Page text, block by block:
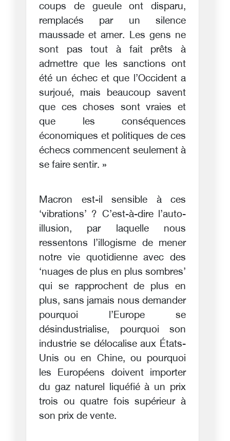
coups de gueule ont disparu,
remplacés par un silence
maussade et amer. Les gens ne
sont pas tout à fait prêts à
admettre que les sanctions ont
été un échec et que l’Occident a
surjoué, mais beaucoup savent
que ces choses sont vraies et
que les conséquences
économiques et politiques de ces
échecs commencent seulement à
se faire sentir. »
Macron est-il sensible à ces
‘vibrations’ ? C’est-à-dire l’auto-
illusion, par laquelle nous
ressentons l’illogisme de mener
notre vie quotidienne avec des
‘nuages de plus en plus sombres’
qui se rapprochent de plus en
plus, sans jamais nous demander
pourquoi l’Europe se
désindustrialise, pourquoi son
industrie se délocalise aux États-
Unis ou en Chine, ou pourquoi
les Européens doivent importer
du gaz naturel liquéfié à un prix
trois ou quatre fois supérieur à
son prix de vente.